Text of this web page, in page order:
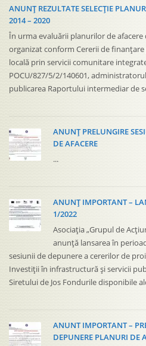
ANUNȚ REZULTATE SELECȚIE
2014 – 2020
În urma evaluării planurilor de
organizat conform Cererii de
locală prin servicii comunitare
POCU/827/5/2/140601,
publicarea Raportului intermediar de
ANUNȚ PRELUNGIRE
DE AFACERE
...
ANUNȚ IMPORTANT –
1/2022
Asociația „Grupul de
anunță lansarea în
sesiunii de depunere a cererilor de
Investiții în infrastructură și servicii
Siretului de Jos Fondurile disponibile
ANUNT IMPORTANT –
DEPUNERE PLANURI DE